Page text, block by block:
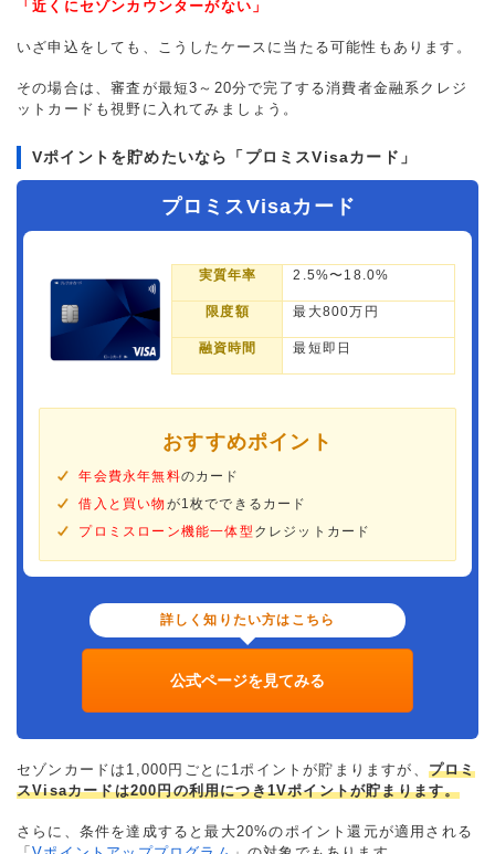
「近くにセゾンカウンターがない」
いざ申込をしても、こうしたケースに当たる可能性もあります。
その場合は、審査が最短3～20分で完了する消費者金融系クレジ
ットカードも視野に入れてみましょう。
Vポイントを貯めたいなら「プロミスVisaカード」
プロミスVisaカード
実質年率 2.5%〜18.0%
限度額 最大800万円
融資時間 最短即日
おすすめポイント
年会費永年無料のカード
借入と買い物 が1枚でできるカード
プロミスローン機能一体型 クレジットカード
詳しく知りたい方はこちら
公式ページを見てみる
セゾンカードは1,000円ごとに1ポイントが貯まりますが、 プロミ
スVisaカードは200円の利用につき1Vポイントが貯まります。
さらに、条件を達成すると最大20%のポイント還元が適用される